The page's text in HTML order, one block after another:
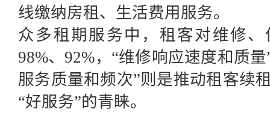
线缴纳房租、生活费用服务。
众多租期服务中，租客对维修
98%、92%，“维修响应速度和质
服务质量和频次”则是推动租客续
“好服务”的青睐。